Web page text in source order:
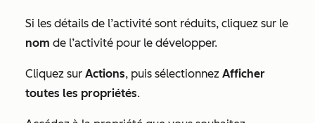
Si les détails de l’activité sont réduits, cliquez sur le
nom de l’activité pour le développer.
Cliquez sur Actions, puis sélectionnez Afficher
toutes les propriétés.